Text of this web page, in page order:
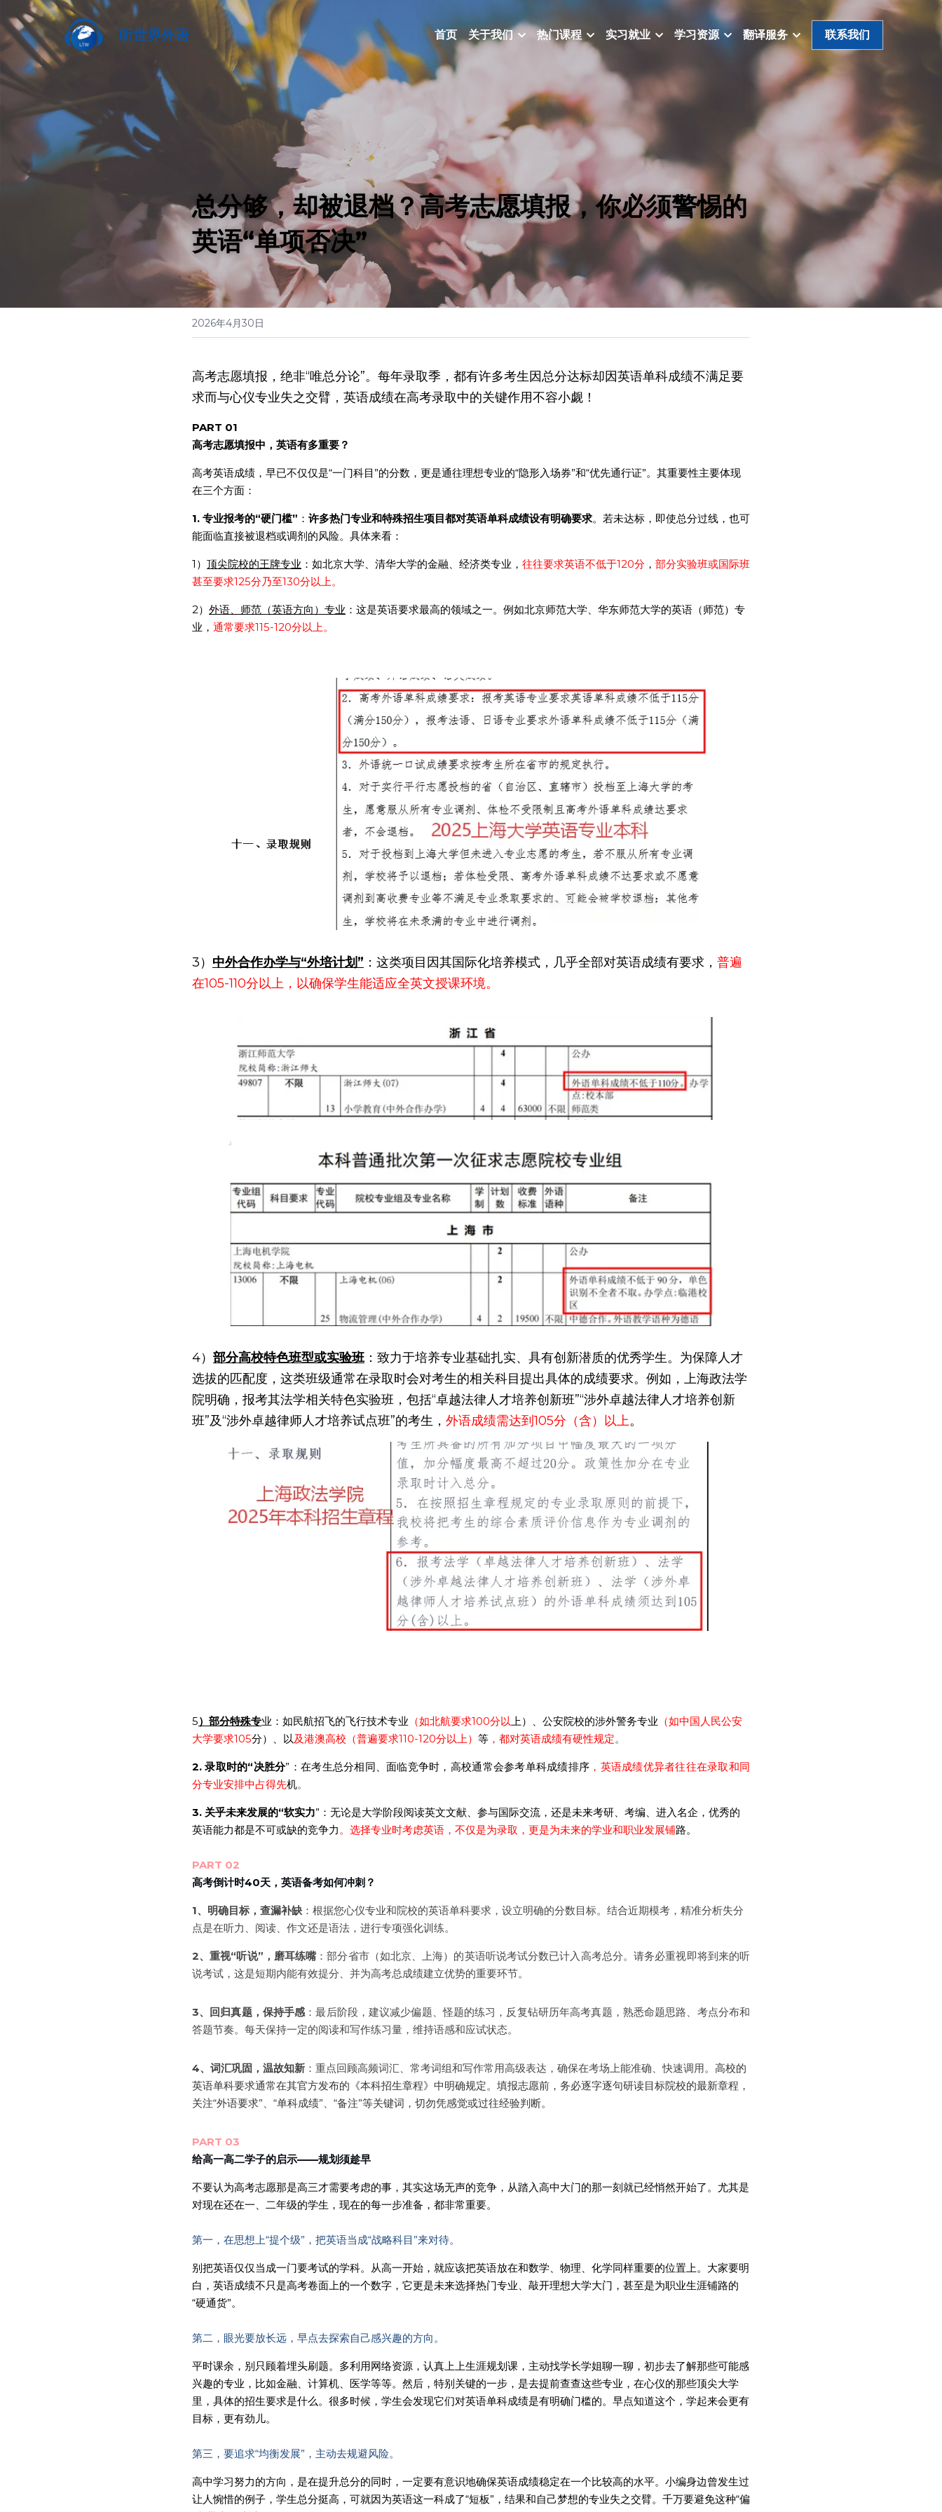
听世界外语 首页 关于我们 热门课程 实习就业 学习资源 翻译服务 联系我们
总分够，却被退档？高考志愿填报，你必须警惕的
英语“单项否决”
2026年4月30日
高考志愿填报，绝非“唯总分论”。每年录取季，都有许多考生因总分达标却因英语单科成绩不满足要
求而与心仪专业失之交臂，英语成绩在高考录取中的关键作用不容小觑！
PART 01
高考志愿填报中，英语有多重要？
高考英语成绩，早已不仅仅是“一门科目”的分数，更是通往理想专业的“隐形入场券”和“优先通行证”。其重要性主要体现
在三个方面：
1. 专业报考的“硬门槛” ： 许多热门专业和特殊招生项目都对英语单科成绩设有明确要求。若未达标，即使总分过线，也可
能面临直接被退档或调剂的风险。具体来看：
1） 顶尖院校的王牌专业 ：如北京大学、清华大学的金融、经济类专业， 往往要求英语不低于120分 ， 部分实验班或国际班
甚至要求125分乃至130分以上。
2） 外语、师范（英语方向）专业 ：这是英语要求最高的领域之一。例如北京师范大学、华东师范大学的英语（师范）专
业， 通常要求115-120分以上。
3） 中外合作办学与“外培计划” ：这类项目因其国际化培养模式，几乎全部对英语成绩有要求， 普遍
在105-110分以上，以确保学生能适应全英文授课环境。
4） 部分高校特色班型或实验班：致力于培养专业基础扎实、具有创新潜质的优秀学生。为保障人才
选拔的匹配度，这类班级通常在录取时会对考生的相关科目提出具体的成绩要求。例如，上海政法学
院明确，报考其法学相关特色实验班，包括“卓越法律人才培养创新班”“涉外卓越法律人才培养创新
班”及“涉外卓越律师人才培养试点班”的考生， 外语成绩需达到105分（含）以上。
5）部分特殊专业：如民航招飞的飞行技术专业 （如北航要求100分以上）、公安院校的涉外警务专业 （如中国人民公安
大学要求105分）、以及港澳高校（普遍要求110-120分以上） 等 ，都对英语成绩有硬性规定。
2. 录取时的“决胜分”：在考生总分相同、面临竞争时，高校通常会参考单科成绩排序 ，英语成绩优异者往往在录取和同
分专业安排中占得先机。
3. 关乎未来发展的“软实力”：无论是大学阶段阅读英文文献、参与国际交流，还是未来考研、考编、进入名企，优秀的
英语能力都是不可或缺的竞争力。选择专业时考虑英语，不仅是为录取，更是为未来的学业和职业发展铺路。
PART 02
高考倒计时40天，英语备考如何冲刺？
1、明确目标，查漏补缺 ：根据您心仪专业和院校的英语单科要求，设立明确的分数目标。结合近期模考，精准分析失分
点是在听力、阅读、作文还是语法，进行专项强化训练。
2、重视“听说”，磨耳练嘴：部分省市（如北京、上海）的英语听说考试分数已计入高考总分。请务必重视即将到来的听
说考试，这是短期内能有效提分、并为高考总成绩建立优势的重要环节。
3、回归真题，保持手感 ：最后阶段，建议减少偏题、怪题的练习，反复钻研历年高考真题，熟悉命题思路、考点分布和
答题节奏。每天保持一定的阅读和写作练习量，维持语感和应试状态。
4、词汇巩固，温故知新 ：重点回顾高频词汇、常考词组和写作常用高级表达，确保在考场上能准确、快速调用。 高校的
英语单科要求通常在其官方发布的《本科招生章程》中明确规定。填报志愿前，务必逐字逐句研读目标院校的最新章程，
关注“外语要求”、“单科成绩”、“备注”等关键词，切勿凭感觉或过往经验判断。
PART 03
给高一高二学子的启示——规划须趁早
不要认为高考志愿那是高三才需要考虑的事，其实这场无声的竞争，从踏入高中大门的那一刻就已经悄然开始了。尤其是
对现在还在一、二年级的学生，现在的每一步准备，都非常重要。
第一，在思想上“提个级”，把英语当成“战略科目”来对待。
别把英语仅仅当成一门要考试的学科。从高一开始，就应该把英语放在和数学、物理、化学同样重要的位置上。大家要明
白，英语成绩不只是高考卷面上的一个数字，它更是未来选择热门专业、敲开理想大学大门，甚至是为职业生涯铺路的
“硬通货”。
第二，眼光要放长远，早点去探索自己感兴趣的方向。
平时课余，别只顾着埋头刷题。多利用网络资源，认真上上生涯规划课，主动找学长学姐聊一聊，初步去了解那些可能感
兴趣的专业，比如金融、计算机、医学等等。然后，特别关键的一步，是去提前查查这些专业，在心仪的那些顶尖大学
里，具体的招生要求是什么。很多时候，学生会发现它们对英语单科成绩是有明确门槛的。早点知道这个，学起来会更有
目标，更有劲儿。
第三，要追求“均衡发展”，主动去规避风险。
高中学习努力的方向，是在提升总分的同时，一定要有意识地确保英语成绩稳定在一个比较高的水平。小编身边曾发生过
让人惋惜的例子，学生总分挺高，可就因为英语这一科成了“短板”，结果和自己梦想的专业失之交臂。千万要避免这种“偏